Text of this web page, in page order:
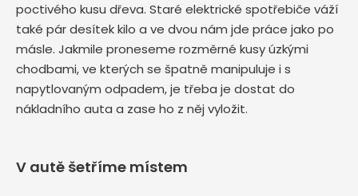
poctivého kusu dřeva. Staré elektrické spotřebiče váží
také pár desítek kilo a ve dvou nám jde práce jako po
másle. Jakmile proneseme rozměrné kusy úzkými
chodbami, ve kterých se špatně manipuluje i s
napytlovaným odpadem, je třeba je dostat do
nákladního auta a zase ho z něj vyložit.
V autě šetříme místem